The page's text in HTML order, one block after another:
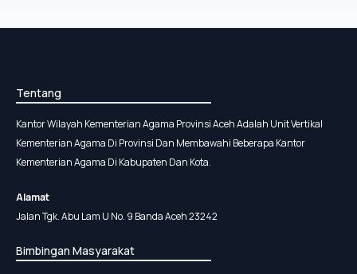
Tentang
Kantor Wilayah Kementerian Agama Provinsi Aceh Adalah Unit Vertikal
Kementerian Agama Di Provinsi Dan Membawahi Beberapa Kantor
Kementerian Agama Di Kabupaten Dan Kota.
Alamat
Jalan Tgk. Abu Lam U No. 9 Banda Aceh 23242
Bimbingan Masyarakat